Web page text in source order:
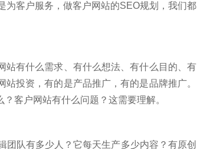
客户服务，做客户网站的SEO规划，我们都
有什么需求、有什么想法、有什么目的、有
投资，有的是产品推广，有的是品牌推广。
客户网站有什么问题？这需要理解。
队有多少人？它每天生产多少内容？有原创